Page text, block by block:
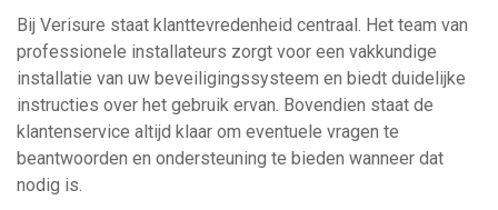
Bij Verisure staat klanttevredenheid centraal. Het team van
professionele installateurs zorgt voor een vakkundige
installatie van uw beveiligingssysteem en biedt duidelijke
instructies over het gebruik ervan. Bovendien staat de
klantenservice altijd klaar om eventuele vragen te
beantwoorden en ondersteuning te bieden wanneer dat
nodig is.